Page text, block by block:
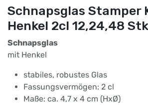
Schnapsglas Stamper
Henkel 2cl 12,24,48 Stk
Schnapsglas
mit Henkel
stabiles, robustes Glas
Fassungsvermögen: 2 cl
Maße: ca. 4,7 x 4 cm (HxØ)